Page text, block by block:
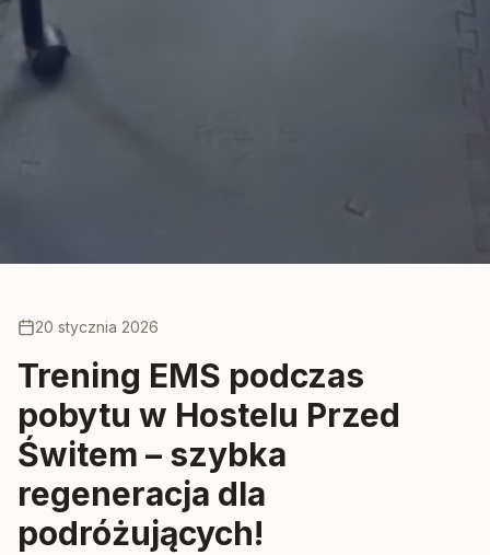
20 stycznia 2026
Trening EMS podczas
pobytu w Hostelu Przed
Świtem – szybka
regeneracja dla
podróżujących!